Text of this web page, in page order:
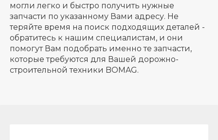
могли легко и быстро получить нужные
запчасти по указанному Вами адресу. Не
теряйте время на поиск подходящих деталей -
обратитесь к нашим специалистам, и они
помогут Вам подобрать именно те запчасти,
которые требуются для Вашей дорожно-
строительной техники BOMAG.